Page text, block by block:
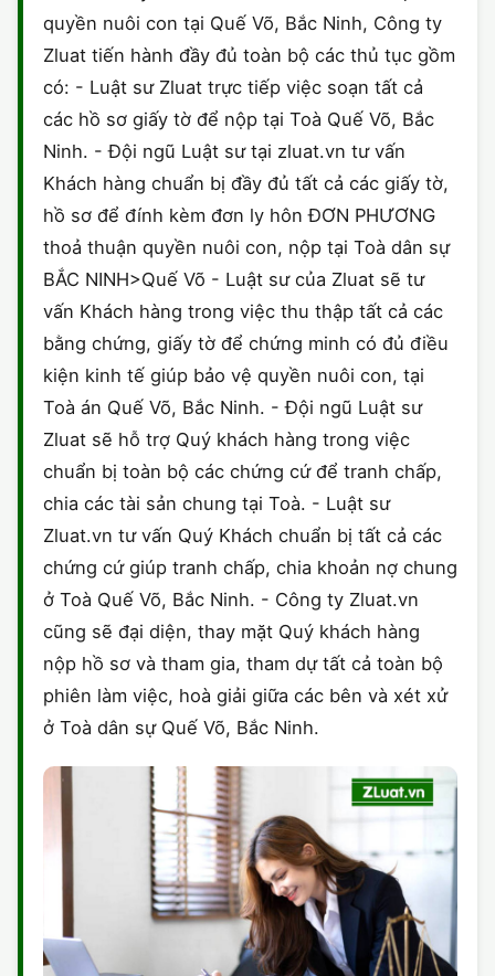
quyền nuôi con tại Quế Võ, Bắc Ninh, Công ty
Zluat tiến hành đầy đủ toàn bộ các thủ tục gồm
có: - Luật sư Zluat trực tiếp việc soạn tất cả
các hồ sơ giấy tờ để nộp tại Toà Quế Võ, Bắc
Ninh. - Đội ngũ Luật sư tại zluat.vn tư vấn
Khách hàng chuẩn bị đầy đủ tất cả các giấy tờ,
hồ sơ để đính kèm đơn ly hôn ĐƠN PHƯƠNG
thoả thuận quyền nuôi con, nộp tại Toà dân sự
BẮC NINH>Quế Võ - Luật sư của Zluat sẽ tư
vấn Khách hàng trong việc thu thập tất cả các
bằng chứng, giấy tờ để chứng minh có đủ điều
kiện kinh tế giúp bảo vệ quyền nuôi con, tại
Toà án Quế Võ, Bắc Ninh. - Đội ngũ Luật sư
Zluat sẽ hỗ trợ Quý khách hàng trong việc
chuẩn bị toàn bộ các chứng cứ để tranh chấp,
chia các tài sản chung tại Toà. - Luật sư
Zluat.vn tư vấn Quý Khách chuẩn bị tất cả các
chứng cứ giúp tranh chấp, chia khoản nợ chung
ở Toà Quế Võ, Bắc Ninh. - Công ty Zluat.vn
cũng sẽ đại diện, thay mặt Quý khách hàng
nộp hồ sơ và tham gia, tham dự tất cả toàn bộ
phiên làm việc, hoà giải giữa các bên và xét xử
ở Toà dân sự Quế Võ, Bắc Ninh.